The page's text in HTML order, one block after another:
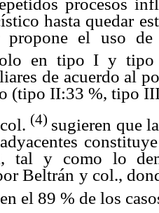
hasta quedar
propone el uso
en tipo I y
de acuerdo al
(tipo II:33 %, tipo
(4) sugieren que
tal y como lo
Beltrán y col.,
el 89 % de los